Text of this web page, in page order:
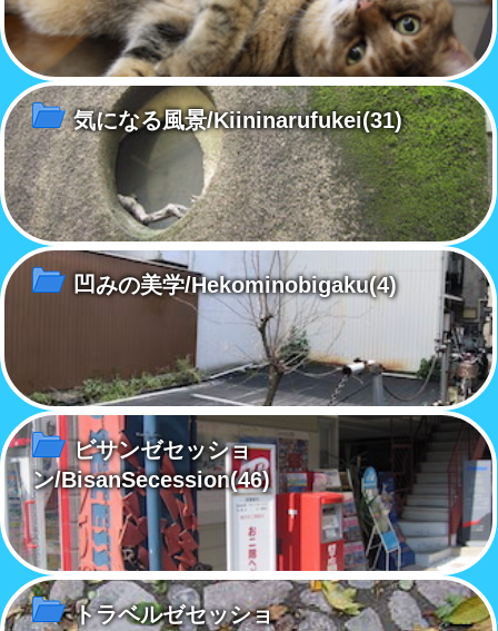
気になる風景/Kiininarufukei(31)
凹みの美学/Hekominobigaku(4)
ビサンゼセッショ
ン/BisanSecession(46)
トラベルゼセッショ